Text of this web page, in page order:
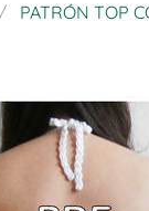
PATRÓN TOP